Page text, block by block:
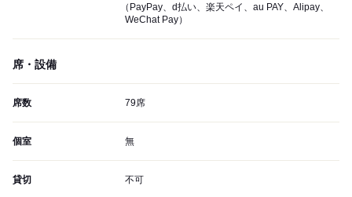
（PayPay、d払い、楽天ペイ、au PAY、Alipay、
WeChat Pay）
席・設備
席数 79席
個室 無
貸切 不可